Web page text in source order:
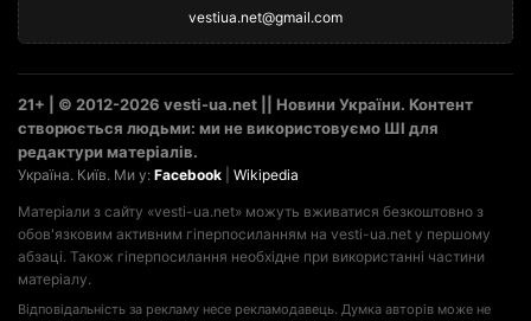
vestiua.net@gmail.com
21+ | © 2012-2026 vesti-ua.net || Новини України. Контент
створюється людьми: ми не використовуємо ШІ для
редактури матеріалів.
Україна. Київ. Ми у: Facebook Wikipedia
Матеріали з сайту «vesti-ua.net» можуть вживатися безкоштовно з
обов'язковим активним гіперпосиланням на vesti-ua.net у першому
абзаці. Також гіперпосилання необхідне при використанні частини
матеріалу.
Відповідальність за рекламу несе рекламодавець. Думка авторів може не